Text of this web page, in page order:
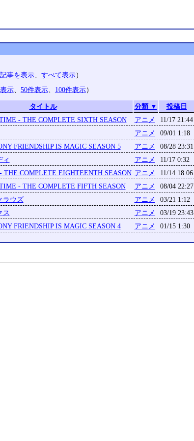
記事を表示、 すべて表示）
示、 50件表示、 100件表示）
タイトル 分類 ▼ 投稿日
- THE COMPLETE SIXTH SEASON アニメ 11/17 21:44
アニメ 09/01 1:18
FRIENDSHIP IS MAGIC SEASON 5 アニメ 08/28 23:31
ィ アニメ 11/17 0:32
THE COMPLETE EIGHTEENTH SEASON アニメ 11/14 18:06
- THE COMPLETE FIFTH SEASON アニメ 08/04 22:27
ラウズ アニメ 03/21 1:12
ス アニメ 03/19 23:43
FRIENDSHIP IS MAGIC SEASON 4 アニメ 01/15 1:30